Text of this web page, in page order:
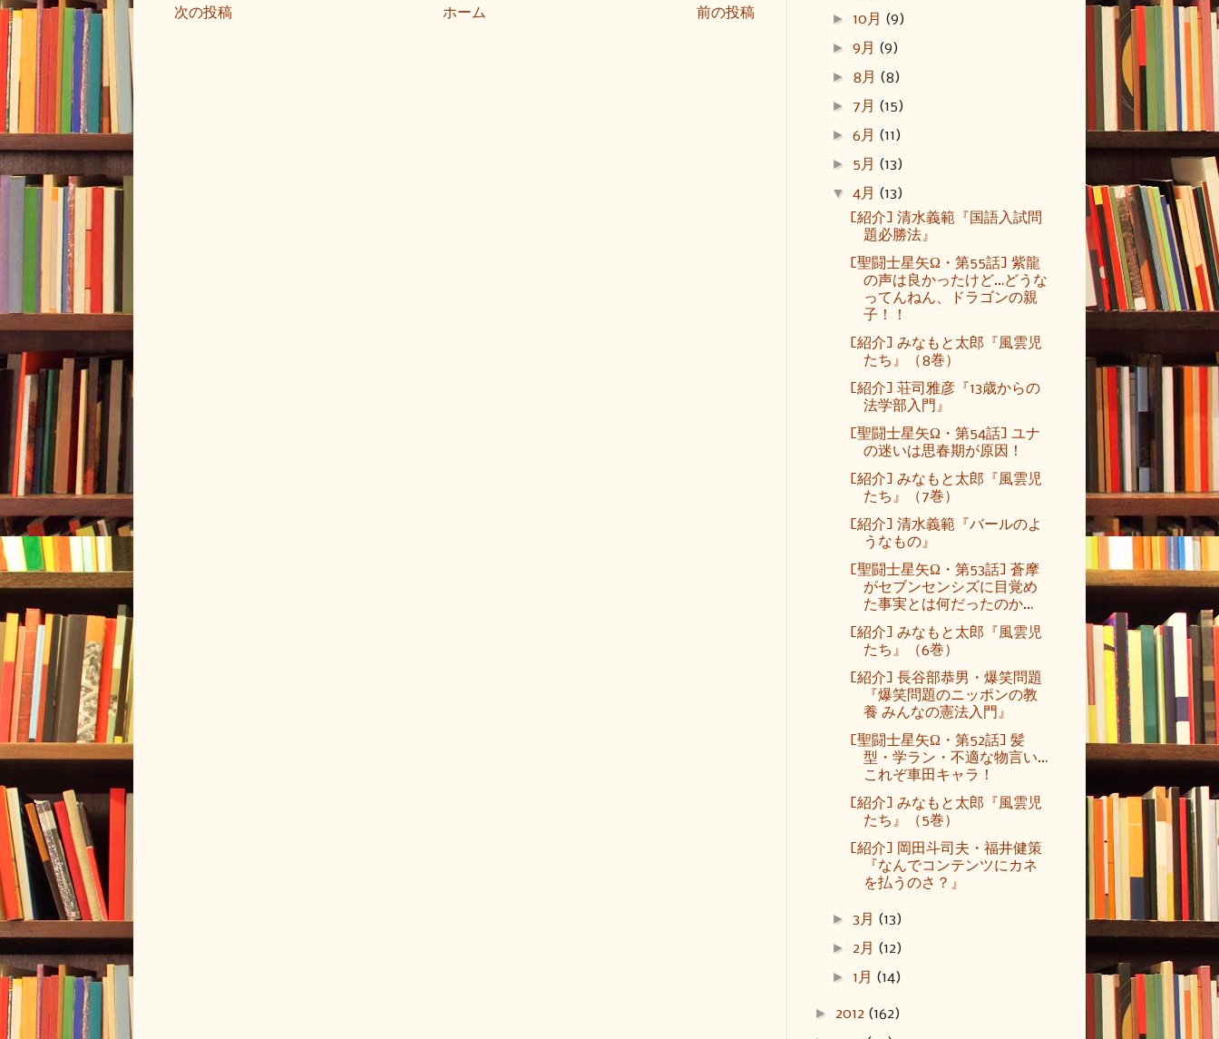
次の投稿 前の投稿
ホーム ► 10月 (9)
►9月 (9)
► 8月 (8)
► 7月 (15)
►6月 (11)
► 5月 (13)
▼4月 (13)
[紹介] 清水義範『国語入試問
題必勝法』
[聖闘士星矢Ω・第55話] 紫龍
の声は良かったけど…どうな
ってんねん、ドラゴンの親
子！！
[紹介] みなもと太郎『風雲児
たち』（8巻）
[紹介] 荘司雅彦『13歳からの
法学部入門』
[聖闘士星矢Ω・第54話] ユナ
の迷いは思春期が原因！
[紹介] みなもと太郎『風雲児
たち』（7巻）
[紹介] 清水義範『バールのよ
うなもの』
[聖闘士星矢Ω・第53話] 蒼摩
がセブンセンシズに目覚め
た事実とは何だったのか…
[紹介] みなもと太郎『風雲児
たち』（6巻）
[紹介] 長谷部恭男・爆笑問題
『爆笑問題のニッポンの教
養 みんなの憲法入門』
[聖闘士星矢Ω・第52話] 髪
型・学ラン・不適な物言い…
これぞ車田キャラ！
[紹介] みなもと太郎『風雲児
たち』（5巻）
[紹介] 岡田斗司夫・福井健策
『なんでコンテンツにカネ
を払うのさ？』
►3月 (13)
► 2月 (12)
► 1月 (14)
► 2012 (162)